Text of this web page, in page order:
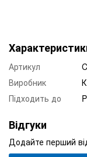
Артикул
Виробник
Підходить до
Відгуки
Додайте перший